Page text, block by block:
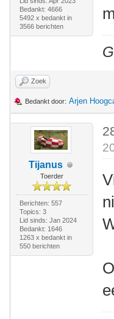
Bedankt: 4666
5492 x bedankt in
3566 berichten
Zoek
Bedankt door: Arjen
Tijanus
Toerder
Berichten: 557
Topics: 3
Lid sinds: Jan 2024
Bedankt: 1646
1263 x bedankt in
550 berichten